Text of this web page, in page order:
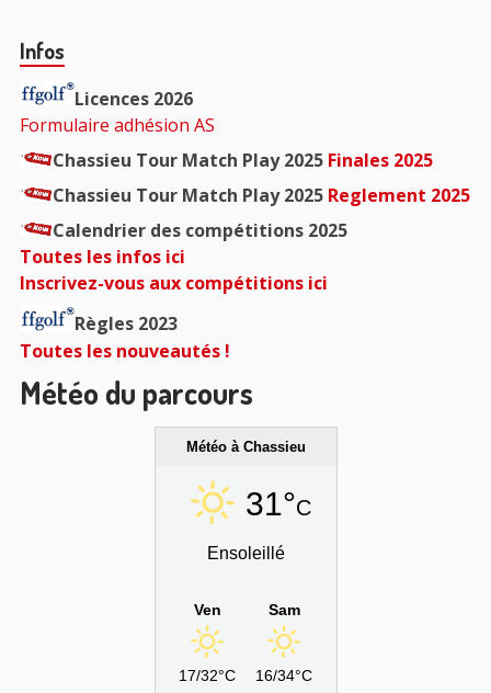
Barre
principale
Infos
Licences 2026
Formulaire adhésion AS
Chassieu Tour Match Play 2025 Finales 2025
Chassieu Tour Match Play 2025 Reglement 2025
Calendrier des compétitions 2025
Toutes les infos ici
Inscrivez-vous aux compétitions ici
Règles 2023
Toutes les nouveautés !
Météo du parcours
Météo à Chassieu
31°C
Ensoleillé
Ven
17/32°C
Sam
16/34°C